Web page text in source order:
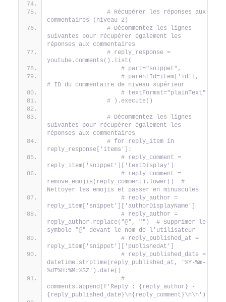
# Récupérer les réponses aux
commentaires (niveau 2)
# Décommentez les lignes
suivantes pour récupérer également les
réponses aux commentaires
# reply_response =
youtube.comments().list(
# part="snippet",
# parentId=item['id'],
# ID du commentaire de niveau supérieur
# textFormat="plainText"
# ).execute()
# Décommentez les lignes
suivantes pour récupérer également les
réponses aux commentaires
# for reply_item in
reply_response['items']:
# reply_comment =
reply_item['snippet']['textDisplay']
# reply_comment =
remove_emojis(reply_comment).lower()  #
Nettoyer les emojis et passer en minuscules
# reply_author =
reply_item['snippet']['authorDisplayName']
# reply_author =
reply_author.replace("@", "")  # Supprimer le
symbole "@" devant le nom de l'utilisateur
# reply_published_at =
reply_item['snippet']['publishedAt']
# reply_published_date =
datetime.strptime(reply_published_at, '%Y-%m-
%dT%H:%M:%SZ').date()
#
comments.append(f'Reply : {reply_author} -
{reply_published_date}\n{reply_comment}\n\n')